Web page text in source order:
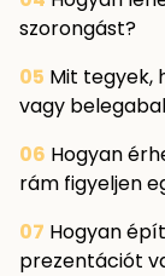
szorongást?
05 Mit tegyek,
vagy
06 Hogyan
rám figyeljen
07 Hogyan
prezentációt